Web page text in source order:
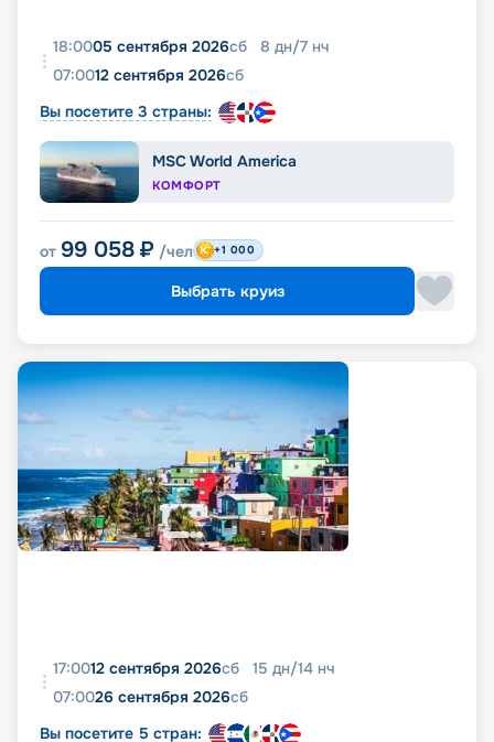
18:0005 сентября 2026сб 8 дн/7 нч
07:0012 сентября 2026сб
Вы посетите 3 страны:
MSC World America
КОМФОРТ
от 99 058 ₽ /чел +1 000
Выбрать круиз
17:0012 сентября 2026сб 15 дн/14 нч
07:0026 сентября 2026сб
Вы посетите 5 стран: